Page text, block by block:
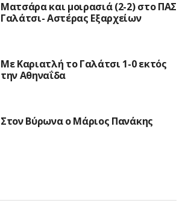
Ματσάρα και μοιρασιά (2-2) στο ΠΑΣ
Γαλάτσι- Αστέρας Εξαρχείων
Με Καριατλή το Γαλάτσι 1-0 εκτός
την Αθηναΐδα
Στον Βύρωνα ο Μάριος Πανάκης